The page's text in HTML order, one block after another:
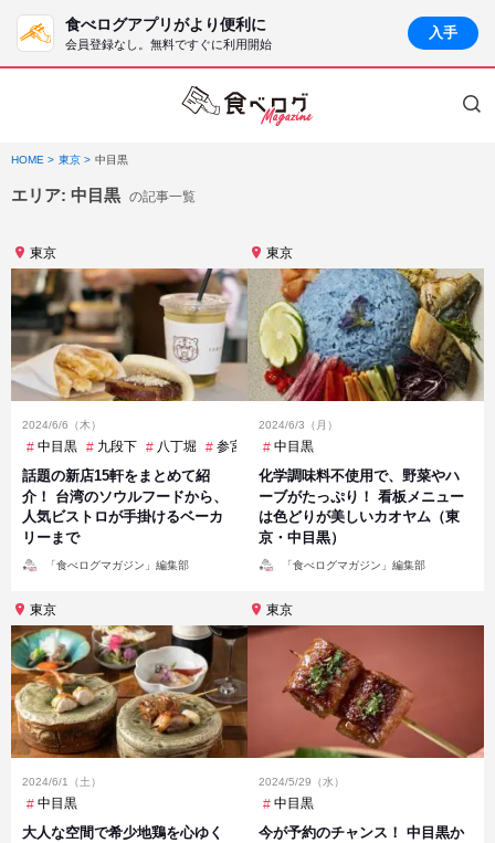
食べログアプリがより便利に
会員登録なし。無料ですぐに利用開始
入手
HOME 東京 中目黒
エリア: 中目黒 の記事一覧
東京
2024/6/6（木）
中目黒 九段下 八丁堀 参宮橋 小伝馬町
話題の新店15軒をまとめて紹
介！ 台湾のソウルフードから、
人気ビストロが手掛けるベーカ
リーまで
「食べログマガジン」編集部
東京
2024/6/3（月）
中目黒
化学調味料不使用で、野菜やハ
ーブがたっぷり！ 看板メニュー
は色どりが美しいカオヤム（東
京・中目黒）
「食べログマガジン」編集部
東京
2024/6/1（土）
中目黒
大人な空間で希少地鶏を心ゆく
東京
2024/5/29（水）
中目黒
今が予約のチャンス！ 中目黒か